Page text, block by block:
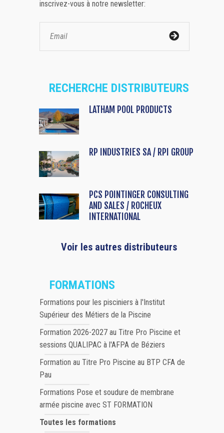
inscrivez-vous à notre newsletter:
RECHERCHE DISTRIBUTEURS
LATHAM POOL PRODUCTS
RP INDUSTRIES SA / RPI GROUP
PCS POINTINGER CONSULTING
AND SALES / ROCHEUX
INTERNATIONAL
Voir les autres distributeurs
FORMATIONS
Formations pour les pisciniers à l'Institut
Supérieur des Métiers de la Piscine
Formation 2026-2027 au Titre Pro Piscine et
sessions QUALIPAC à l'AFPA de Béziers
Formation au Titre Pro Piscine au BTP CFA de
Pau
Formations Pose et soudure de membrane
armée piscine avec ST FORMATION
Toutes les formations